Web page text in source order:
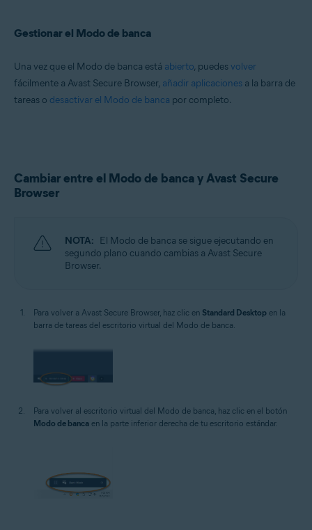
Gestionar el Modo de banca
Una vez que el Modo de banca está abierto, puedesvolver
fácilmente a Avast Secure Browser, añadir aplicaciones a la barra de
tareas o desactivar el Modo de banca por completo.
Cambiar entre el Modo de banca y Avast Secure
Browser
NOTA: El Modo de banca se sigue ejecutando en
segundo plano cuando cambias a Avast Secure
Browser.
Para volver a Avast Secure Browser, haz clic en Standard Desktop en la
barra de tareas del escritorio virtual del Modo de banca.
Para volver al escritorio virtual del Modo de banca, haz clic en el botón
Modo de banca en la parte inferior derecha de tu escritorio estándar.